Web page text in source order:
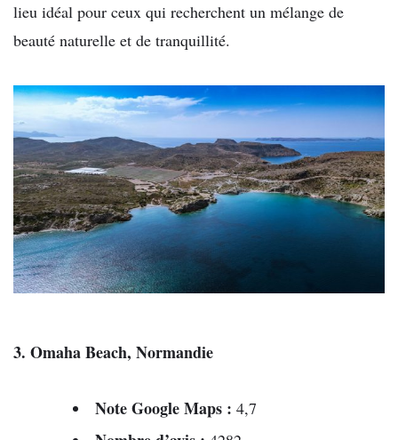
lieu idéal pour ceux qui recherchent un mélange de
beauté naturelle et de tranquillité.
3. Omaha Beach, Normandie
Note Google Maps : 4,7